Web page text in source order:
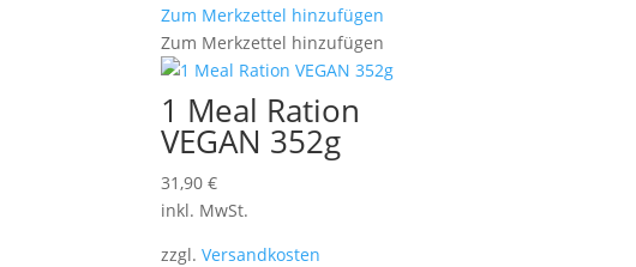
Zum Merkzettel hinzufügen
Zum Merkzettel hinzufügen
1 Meal Ration
VEGAN 352g
31,90€
inkl. MwSt.
zzgl.Versandkosten